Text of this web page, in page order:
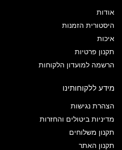
אודות
היסטורית הזמנות
איכות
תקנון פרטיות
הרשמה למועדון הלקוחות
מידע ללקוחותינו
הצהרת נגישות
מדיניות ביטולים והחזרות
תקנון משלוחים
תקנון האתר